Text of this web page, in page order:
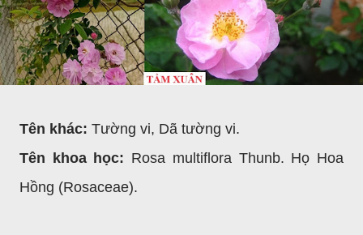
Tên khác: Tường vi, Dã tường vi.
Tên khoa học: Rosa multiflora Thunb. Họ Hoa
Hồng (Rosaceae).